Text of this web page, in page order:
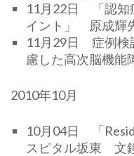
11月22日 「認知
イント」 原成輝
11月29日 症例検
慮した高次脳機
2010年10月
10月04日 「
スピタル坂東 文